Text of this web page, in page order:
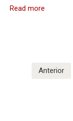
Read more
PaginaçãoAnterior